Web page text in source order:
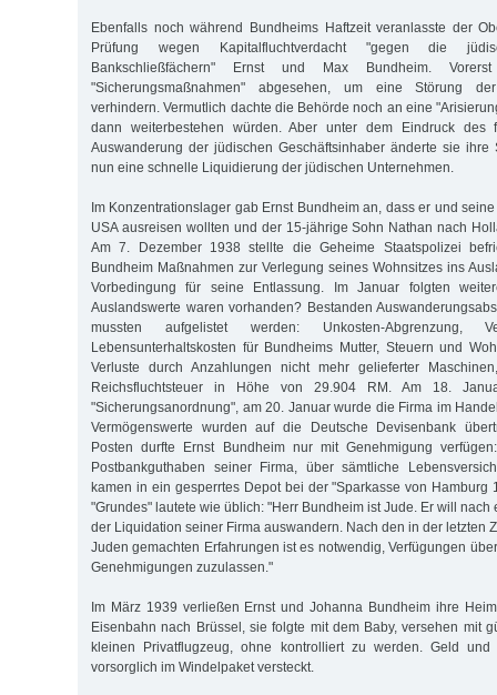
Ebenfalls noch während Bundheims Haftzeit veranlasste der
Prüfung wegen Kapitalfluchtverdacht "gegen die
Bankschließfächern" Ernst und Max Bundheim.
"Sicherungsmaßnahmen" abgesehen, um eine Störung
verhindern. Vermutlich dachte die Behörde noch an eine
dann weiterbestehen würden. Aber unter dem Eindruck des
Auswanderung der jüdischen Geschäftsinhaber änderte sie ihre
nun eine schnelle Liquidierung der jüdischen Unternehmen.
Im Konzentrationslager gab Ernst Bundheim an, dass er und
USA ausreisen wollten und der 15-jährige Sohn Nathan nach
Am 7. Dezember 1938 stellte die Geheime Staatspolizei
Bundheim Maßnahmen zur Verlegung seines Wohnsitzes ins
Vorbedingung für seine Entlassung. Im Januar folgten
Auslandswerte waren vorhanden? Bestanden
mussten aufgelistet werden: Unkosten-Abgrenzung,
Lebensunterhaltskosten für Bundheims Mutter, Steuern und
Verluste durch Anzahlungen nicht mehr gelieferter
Reichsfluchtsteuer in Höhe von 29.904 RM. Am 18.
"Sicherungsanordnung", am 20. Januar wurde die Firma im
Vermögenswerte wurden auf die Deutsche Devisenbank
Posten durfte Ernst Bundheim nur mit Genehmigung
Postbankguthaben seiner Firma, über sämtliche
kamen in ein gesperrtes Depot bei der "Sparkasse von Hamburg
"Grundes" lautete wie üblich: "Herr Bundheim ist Jude. Er will nach
der Liquidation seiner Firma auswandern. Nach den in der letzten
Juden gemachten Erfahrungen ist es notwendig, Verfügungen
Genehmigungen zuzulassen."
Im März 1939 verließen Ernst und Johanna Bundheim ihre
Eisenbahn nach Brüssel, sie folgte mit dem Baby, versehen mit
kleinen Privatflugzeug, ohne kontrolliert zu werden. Geld und
vorsorglich im Windelpaket versteckt.